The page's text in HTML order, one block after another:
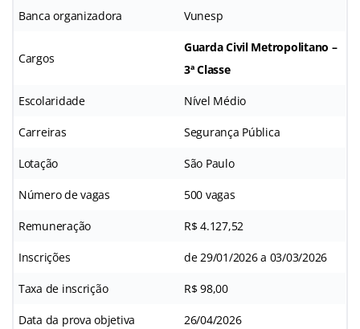
Banca organizadora Vunesp
Cargos
Guarda Civil Metropolitano –
3ª Classe
Escolaridade Nível Médio
Carreiras Segurança Pública
Lotação São Paulo
Número de vagas 500 vagas
Remuneração R$ 4.127,52
Inscrições de 29/01/2026 a 03/03/2026
Taxa de inscrição R$ 98,00
Data da prova objetiva 26/04/2026